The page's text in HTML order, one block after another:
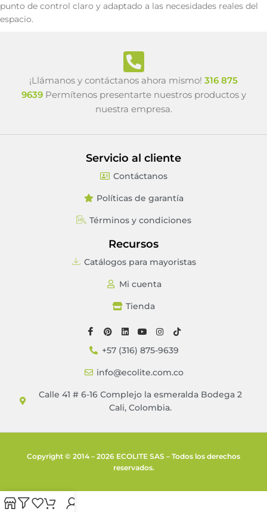
punto de control claro y adaptado a las necesidades reales del
espacio.
¡Llámanos y contáctanos ahora mismo! 316 875
9639Permítenos presentarte nuestros productos y
nuestra empresa.
Servicio al cliente
Contáctanos
Políticas de garantía
Términos y condiciones
Recursos
Catálogos para mayoristas
Mi cuenta
Tienda
+57 (316) 875-9639
info@ecolite.com.co
Calle 41 # 6-16 Complejo la esmeralda Bodega 2
Cali, Colombia.
Copyright © 2014 – 2026 ECOLITE SAS – Todos los derechos
reservados.